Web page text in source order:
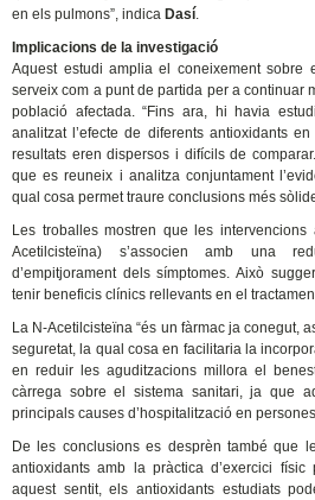
en els pulmons”, indica Dasí.
Implicacions de la investigació
Aquest estudi amplia el coneixement sobre
serveix com a punt de partida per a continuar
població afectada. “Fins ara, hi havia
analitzat l’efecte de diferents antioxidants
resultats eren dispersos i difícils de
que es reuneix i analitza conjuntament
qual cosa permet traure conclusions més
Les troballes mostren que les intervencions
Acetilcisteïna) s’associen amb una
d’empitjorament dels símptomes. Això
tenir beneficis clínics rellevants en el
La N-Acetilcisteïna “és un fàrmac ja conegut,
seguretat, la qual cosa en facilitaria la
en reduir les aguditzacions millora el
càrrega sobre el sistema sanitari, ja que
principals causes d’hospitalització en
De les conclusions es desprèn també que
antioxidants amb la pràctica d’exercici físic
aquest sentit, els antioxidants estudiats